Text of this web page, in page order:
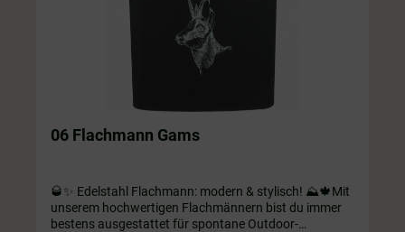
06 Flachmann Gams
🥃✨ Edelstahl Flachmann: modern & stylisch! ⛰️🍁Mit
unserem hochwertigen Flachmännern bist du immer
bestens ausgestattet für spontane Outdoor-